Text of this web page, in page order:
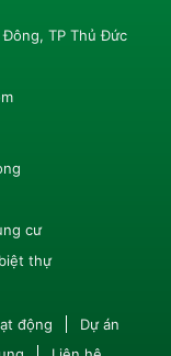
Đông, TP Thủ Đức
cư
thự
động
Dự án